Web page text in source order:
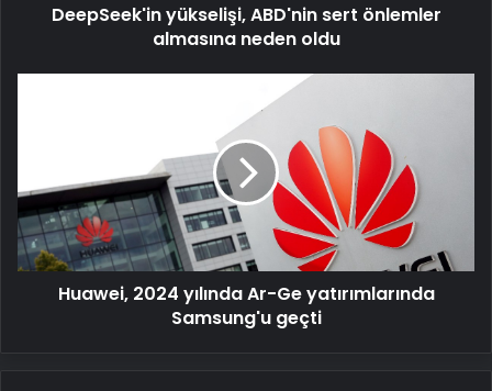
DeepSeek'in yükselişi, ABD'nin sert önlemler
almasına neden oldu
yatırımlarında
Samsung'u
geçti
Huawei, 2024 yılında Ar-Ge yatırımlarında
Samsung'u geçti